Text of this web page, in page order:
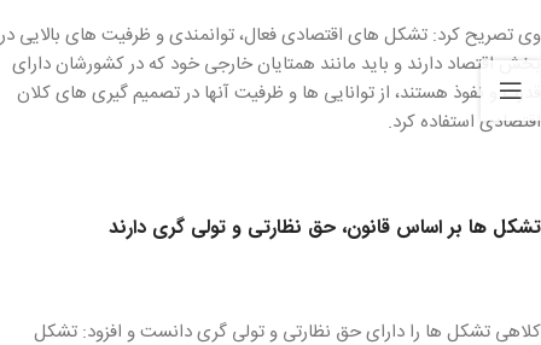
وی تصریح کرد: تشکل های اقتصادی فعال، توانمندی و ظرفیت های بالایی در
بخش اقتصاد دارند و باید مانند همتایان خارجی خود که در کشورشان دارای
قدرت و نفوذ هستند، از توانایی ها و ظرفیت آنها در تصمیم گیری های کلان
اقتصادی استفاده کرد.
تشکل ها بر اساس قانون، حق نظارتی و تولی گری دارند
کلاهی تشکل ها را دارای حق نظارتی و تولی گری دانست و افزود: تشکل